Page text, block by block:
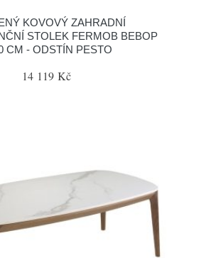
KOVOVÝ ZAHRADNÍ
STOLEK FERMOB BEBOP
CM - ODSTÍN PESTO
14 119 Kč